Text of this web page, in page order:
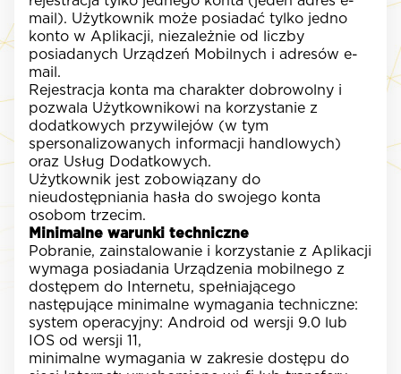
mail). Użytkownik może posiadać tylko jedno
konto w Aplikacji, niezależnie od liczby
posiadanych Urządzeń Mobilnych i adresów e-
mail.
Rejestracja konta ma charakter dobrowolny i
pozwala Użytkownikowi na korzystanie z
dodatkowych przywilejów (w tym
spersonalizowanych informacji handlowych)
oraz Usług Dodatkowych.
Użytkownik jest zobowiązany do
nieudostępniania hasła do swojego konta
osobom trzecim.
Minimalne warunki techniczne
Pobranie, zainstalowanie i korzystanie z Aplikacji
wymaga posiadania Urządzenia mobilnego z
dostępem do Internetu, spełniającego
następujące minimalne wymagania techniczne:
system operacyjny: Android od wersji 9.0 lub
IOS od wersji 11,
minimalne wymagania w zakresie dostępu do